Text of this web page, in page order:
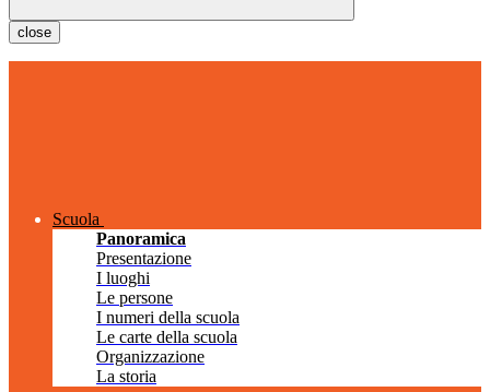
close
Scuola
Panoramica
Presentazione
I luoghi
Le persone
I numeri della scuola
Le carte della scuola
Organizzazione
La storia